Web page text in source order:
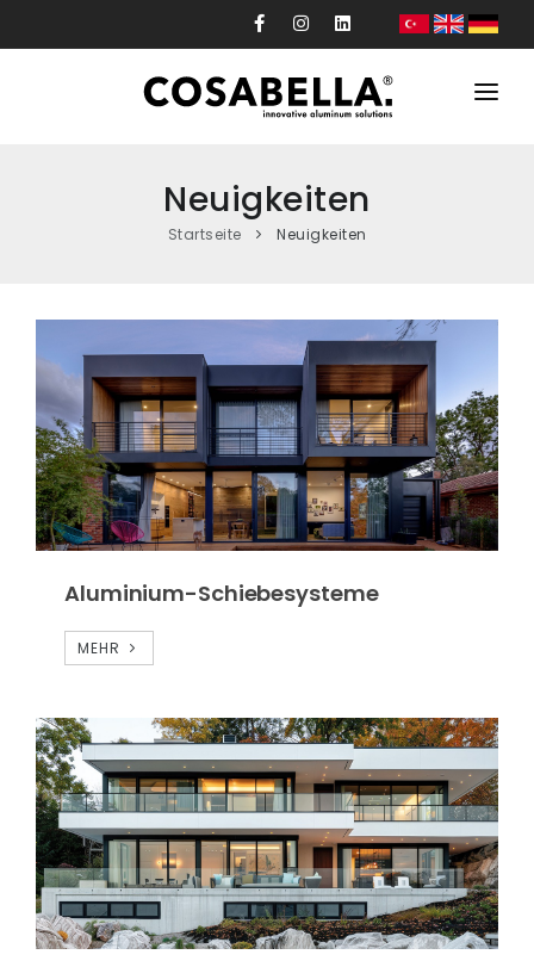
Spezielles Design
Neuigkeiten
Kontakt
Neuigkeiten
Startseite Neuigkeiten
Aluminium-Schiebesysteme
MEHR